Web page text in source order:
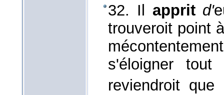
32. Il apprit d'
trouveroit point
s'éloigner
reviendroit